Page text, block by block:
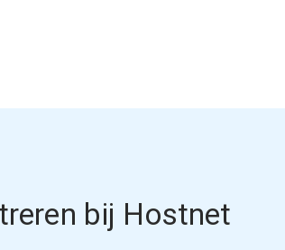
bij Hostnet